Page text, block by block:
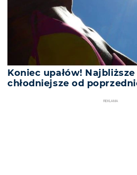
Koniec upałów!
chłodniejsze od
REKLAMA